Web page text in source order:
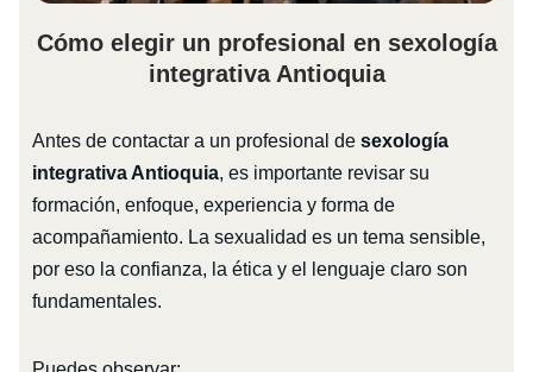
Cómo elegir un profesional en sexología
integrativa Antioquia
Antes de contactar a un profesional de sexología
integrativa Antioquia, es importante revisar su
formación, enfoque, experiencia y forma de
acompañamiento. La sexualidad es un tema sensible,
por eso la confianza, la ética y el lenguaje claro son
fundamentales.